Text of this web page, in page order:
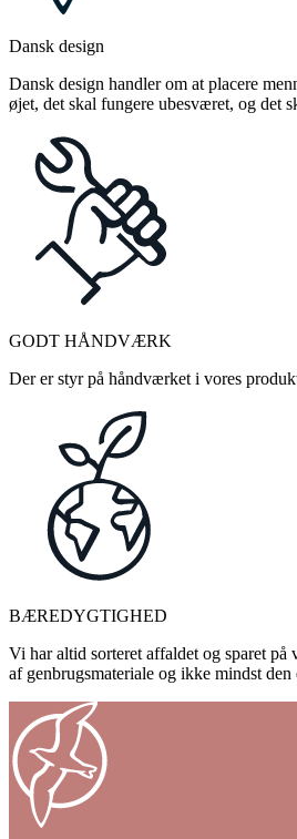
Dansk design
Dansk design handler om at placere
øjet, det skal fungere ubesværet, og det
GODT HÅNDVÆRK
Der er styr på håndværket i vores
BÆREDYGTIGHED
Vi har altid sorteret affaldet og sparet
af genbrugsmateriale og ikke mindst